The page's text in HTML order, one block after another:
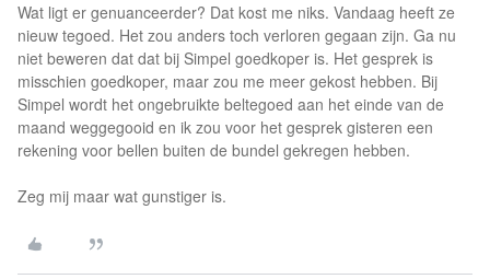
Wat ligt er genuanceerder? Dat kost me niks. Vandaag heeft ze
nieuw tegoed. Het zou anders toch verloren gegaan zijn. Ga nu
niet beweren dat dat bij Simpel goedkoper is. Het gesprek is
misschien goedkoper, maar zou me meer gekost hebben. Bij
Simpel wordt het ongebruikte beltegoed aan het einde van de
maand weggegooid en ik zou voor het gesprek gisteren een
rekening voor bellen buiten de bundel gekregen hebben.
Zeg mij maar wat gunstiger is.